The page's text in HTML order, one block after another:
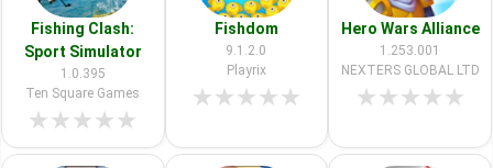
Fishing Clash:
Sport Simulator
1.0.395
Ten Square Games
★★★★★
Fishdom
9.1.2.0
Playrix
★★★★★
Hero Wars Alliance
1.253.001
NEXTERS GLOBAL LTD
★★★★★